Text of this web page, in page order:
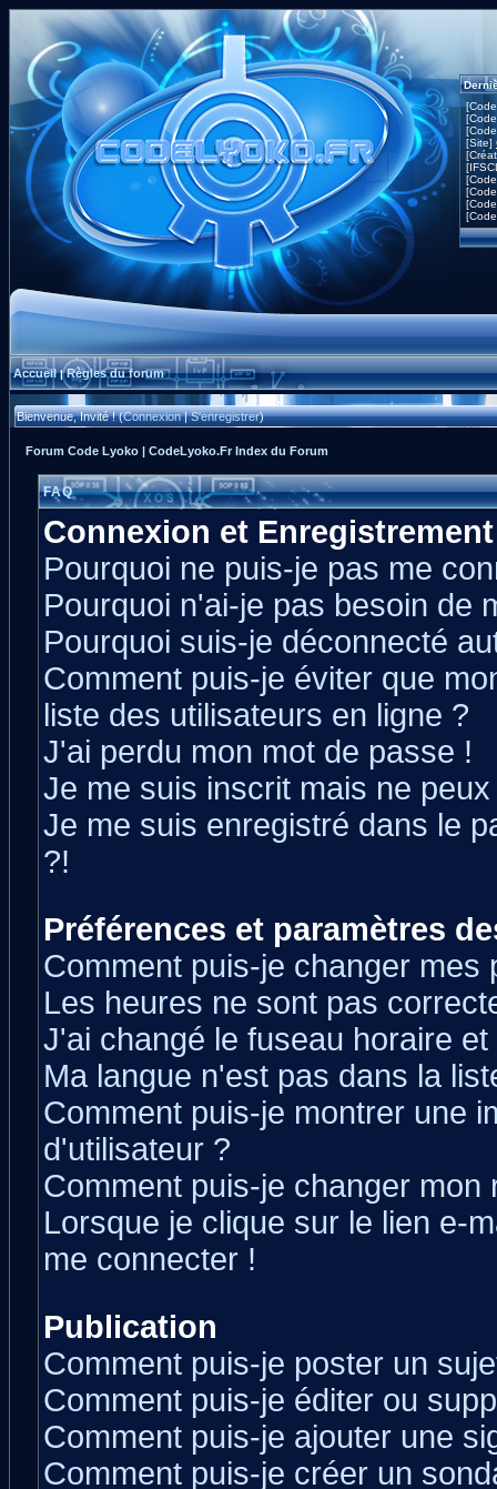
[Site]
Accueil|Règles du forum
Bienvenue, Invité ! (Connexion|S'enregistrer)
Forum Code Lyoko | CodeLyoko.Fr Index du Forum
FAQ
Connexion et Enregistrement
Pourquoi ne puis-je pas me
Pourquoi n'ai-je pas besoin de
Pourquoi suis-je déconnecté
Comment puis-je éviter que
liste des utilisateurs en ligne ?
J'ai perdu mon mot de passe !
Je me suis inscrit mais ne
Je me suis enregistré dans le
?!
Préférences et paramètres
Comment puis-je changer mes
Les heures ne sont pas
J'ai changé le fuseau horaire
Ma langue n'est pas dans la
Comment puis-je montrer une
d'utilisateur ?
Comment puis-je changer mon
Lorsque je clique sur le lien e-
me connecter !
Publication
Comment puis-je poster un
Comment puis-je éditer ou
Comment puis-je ajouter une
Comment puis-je créer un